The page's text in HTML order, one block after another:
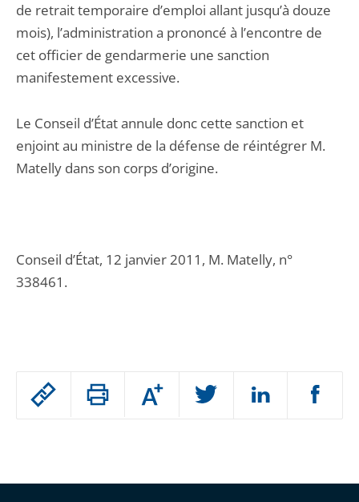
Passer
Augmenter
ou
de retrait temporaire d’emploi allant jusqu’à douze
mois), l’administration a prononcé à l’encontre de
cet officier de gendarmerie une sanction
manifestement excessive.
Le Conseil d’État annule donc cette sanction et
enjoint au ministre de la défense de réintégrer M.
Matelly dans son corps d’origine.
Conseil d’État, 12 janvier 2011, M. Matelly, n°
338461.